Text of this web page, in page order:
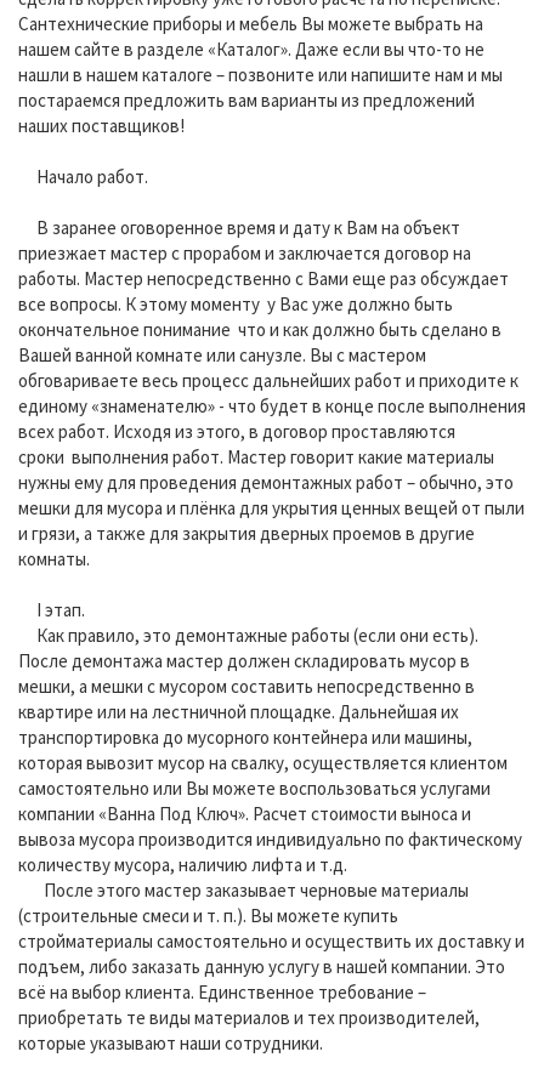
Сантехнические приборы и мебель Вы можете выбрать на
нашем сайте в разделе «Каталог». Даже если вы что-то не
нашли в нашем каталоге – позвоните или напишите нам и мы
постараемся предложить вам варианты из предложений
наших поставщиков!
Начало работ.
В заранее оговоренное время и дату к Вам на объект
приезжает мастер с прорабом и заключается договор на
работы. Мастер непосредственно с Вами еще раз обсуждает
все вопросы. К этому моменту у Вас уже должно быть
окончательное понимание что и как должно быть сделано в
Вашей ванной комнате или санузле. Вы с мастером
обговариваете весь процесс дальнейших работ и приходите к
единому «знаменателю» - что будет в конце после выполнения
всех работ. Исходя из этого, в договор проставляются
сроки выполнения работ. Мастер говорит какие материалы
нужны ему для проведения демонтажных работ – обычно, это
мешки для мусора и плёнка для укрытия ценных вещей от пыли
и грязи, а также для закрытия дверных проемов в другие
комнаты.
I этап.
Как правило, это демонтажные работы (если они есть).
После демонтажа мастер должен складировать мусор в
мешки, а мешки с мусором составить непосредственно в
квартире или на лестничной площадке. Дальнейшая их
транспортировка до мусорного контейнера или машины,
которая вывозит мусор на свалку, осуществляется клиентом
самостоятельно или Вы можете воспользоваться услугами
компании «Ванна Под Ключ». Расчет стоимости выноса и
вывоза мусора производится индивидуально по фактическому
количеству мусора, наличию лифта и т.д.
После этого мастер заказывает черновые материалы
(строительные смеси и т. п.). Вы можете купить
стройматериалы самостоятельно и осуществить их доставку и
подъем, либо заказать данную услугу в нашей компании. Это
всё на выбор клиента. Единственное требование –
приобретать те виды материалов и тех производителей,
которые указывают наши сотрудники.